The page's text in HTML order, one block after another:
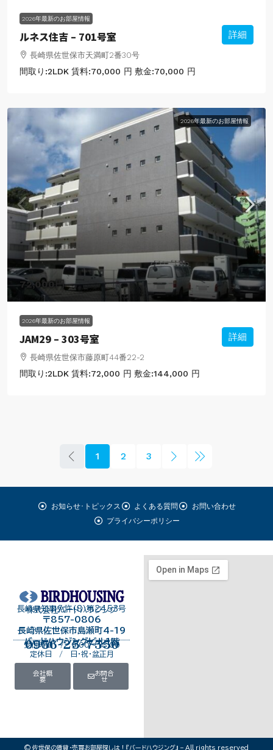
2026年最新のお部屋情報
ルネス住吉 – 701号室
長崎県佐世保市天満町2番30号
間取り:2LDK 賃料:70,000 円 敷金:70,000 円
詳細
2026年最新のお部屋情報
72,000円
2026年最新のお部屋情報
JAM29 – 303号室
長崎県佐世保市藤原町44番22-2
間取り:2LDK 賃料:72,000 円 敷金:144,000 円
詳細
1 2 3
お知らせ･トピックス よくある質問
お問い合わせ
プライバシーポリシー
長崎県知事免許（8）第2453号
株式会社バードハウジング
〒857-0806
長崎県佐世保市島瀬町4-19
バードハウジングビル１階
0956-25-7550
受付時間 / 9:00～18:00
定休日 / 日・祝・盆正月
会社概
要
お問合
せ
© 佐世保の賃貸･売買お部屋探しは！『バードハウジング』 – All rights reserved